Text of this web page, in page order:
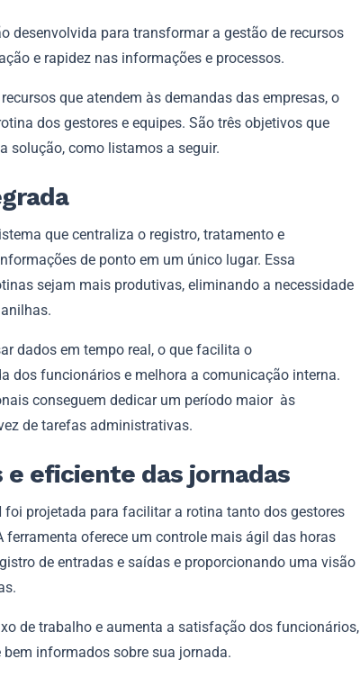
desenvolvida para transformar a gestão de recursos
e rapidez nas informações e processos.
que atendem às demandas das empresas, o
dos gestores e equipes. São três objetivos que
solução, como listamos a seguir.
que centraliza o registro, tratamento e
de ponto em um único lugar. Essa
sejam mais produtivas, eliminando a necessidade
dados em tempo real, o que facilita o
dos funcionários e melhora a comunicação interna.
conseguem dedicar um período maior às
de tarefas administrativas.
e eficiente das jornadas
foi projetada para facilitar a rotina tanto dos gestores
ferramenta oferece um controle mais ágil das horas
de entradas e saídas e proporcionando uma visão
de trabalho e aumenta a satisfação dos funcionários,
informados sobre sua jornada.